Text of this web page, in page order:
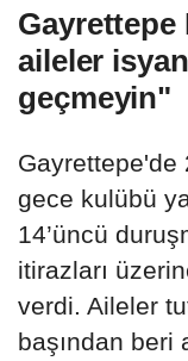
Gayrettepe
aileler
geçmeyin"
Gayrettepe'de
gece kulübü
14’üncü
itirazları
verdi. Aileler
başından beri